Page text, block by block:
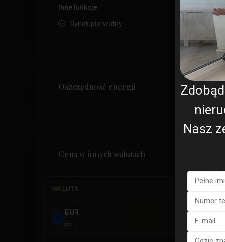
Inne funkcje
Rynek pierwotny
Oszczędność energii
Cena w innych walutach
WALUTA
EUR
Euro
Nasz